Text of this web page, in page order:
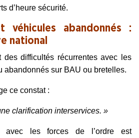
d’heure sécurité.
véhicules abandonnés :
national
des difficultés récurrentes avec les
abandonnés sur BAU ou bretelles.
ce constat :
clarification interservices. »
avec les forces de l’ordre est